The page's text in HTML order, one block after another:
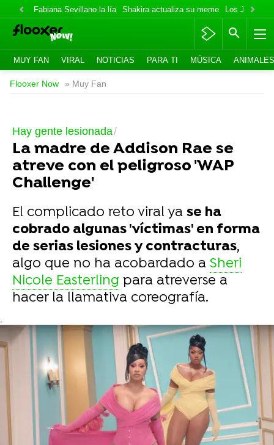
Fabiana Sevillano la lía Shakira actualiza su meme Los Jonas
MUY FAN VIRAL NOTICIAS PARA TI MÚSICA ANIMALES
Flooxer Now » Muy Fan
Hay gente lesionada
La madre de Addison Rae se
atreve con el peligroso 'WAP
Challenge'
El complicado reto viral ya se ha
cobrado algunas 'víctimas' en forma
de serias lesiones y contracturas,
algo que no ha acobardado a Sheri
Nicole Easterling para atreverse a
hacer la llamativa coreografía.
-